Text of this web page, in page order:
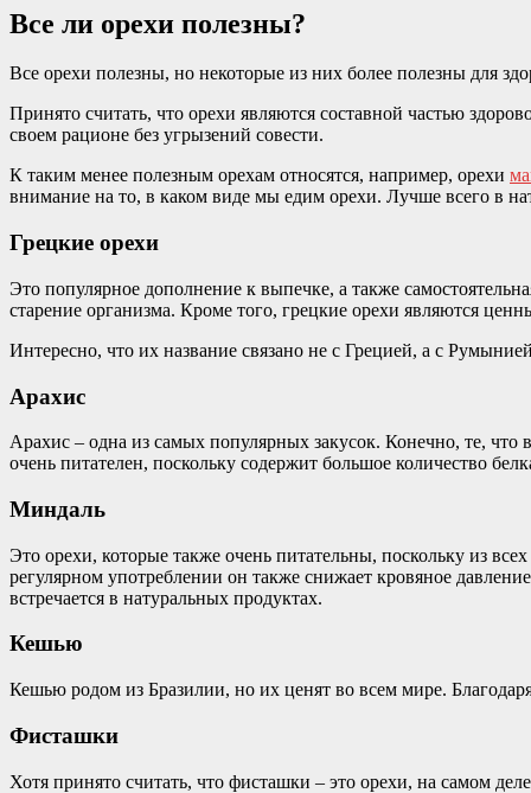
Все ли орехи полезны?
Все орехи полезны, но некоторые из них более полезны для
Принято считать, что орехи являются составной частью
своем рационе без угрызений совести.
К таким менее полезным орехам относятся, например, орехи
внимание на то, в каком виде мы едим орехи. Лучше всего в
Грецкие орехи
Это популярное дополнение к выпечке, а также
старение организма. Кроме того, грецкие орехи являются
Интересно, что их название связано не с Грецией, а с
Арахис
Арахис – одна из самых популярных закусок. Конечно, те,
очень питателен, поскольку содержит большое количество
Миндаль
Это орехи, которые также очень питательны, поскольку из
регулярном употреблении он также снижает кровяное
встречается в натуральных продуктах.
Кешью
Кешью родом из Бразилии, но их ценят во всем мире.
Фисташки
Хотя принято считать, что фисташки – это орехи, на самом